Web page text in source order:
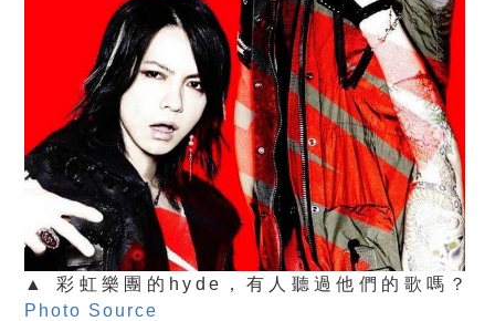
▲ 彩虹樂團的hyde，有人聽過他們的歌嗎？
Photo Source